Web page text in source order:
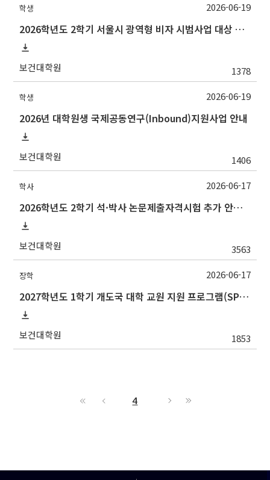
학생
2026학년도 2학기 서울시 광역형 비자 시범사업 대상 추천 안내
보건대학원 1378
2026-06-19
학생
2026년 대학원생 국제공동연구(Inbound)지원사업 안내
보건대학원 1406
2026-06-19
학사
2026학년도 2학기 석·박사 논문제출자격시험 추가 안내(석사 시험장소 변경 등)
보건대학원 3563
2026-06-17
장학
2027학년도 1학기 개도국 대학 교원 지원 프로그램(SPF)장학생 선발 안내
보건대학원 1853
2026-06-17
4